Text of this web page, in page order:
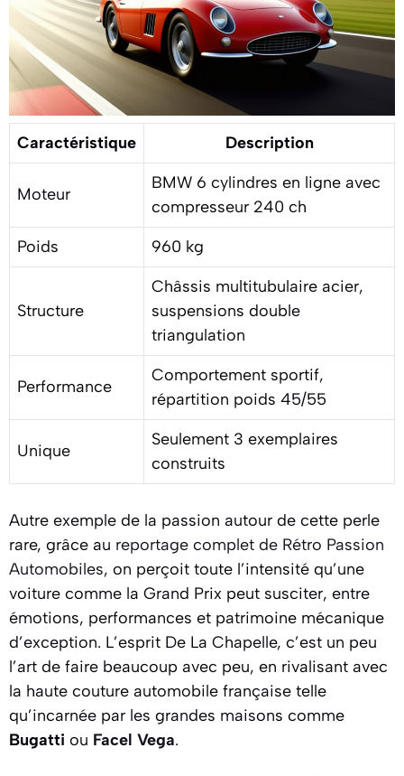
Caractéristique Description
Moteur
BMW 6 cylindres en ligne avec
compresseur 240 ch
Poids
960 kg
Structure
Châssis multitubulaire acier,
suspensions double
triangulation
Performance
Comportement sportif,
répartition poids 45/55
Unique
Seulement 3 exemplaires
construits
Autre exemple de la passion autour de cette perle
rare, grâce au reportage complet de Rétro Passion
Automobiles, on perçoit toute l’intensité qu’une
voiture comme la Grand Prix peut susciter, entre
émotions, performances et patrimoine mécanique
d’exception. L’esprit De La Chapelle, c’est un peu
l’art de faire beaucoup avec peu, en rivalisant avec
la haute couture automobile française telle
qu’incarnée par les grandes maisons comme
Bugatti ou Facel Vega.